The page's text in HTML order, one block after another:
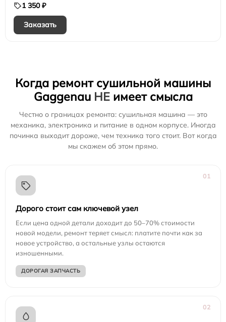
1 350 ₽
Заказать
Когда ремонт сушильной машины
Gaggenau НЕимеет смысла
Честно о границах ремонта: сушильная машина — это
механика, электроника и питание в одном корпусе. Иногда
починка выходит дороже, чем техника того стоит. Вот когда
мы скажем об этом прямо.
01
Дорого стоит сам ключевой узел
Если цена одной детали доходит до 50–70% стоимости
новой модели, ремонт теряет смысл: платите почти как за
новое устройство, а остальные узлы остаются
изношенными.
ДОРОГАЯ ЗАПЧАСТЬ
02